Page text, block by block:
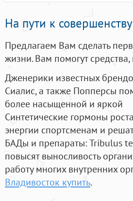
На пути к
Предлагаем Вам сделать
жизни. Вам помогут
Дженерики известных
Сиалис, а также Попперсы
более насыщенной и яркой
Синтетические гормоны роста
энергии спортсменам и
БАДы и препараты:Tribulus
повысят выносливость
работу многих внутренних
Владивосток купить.